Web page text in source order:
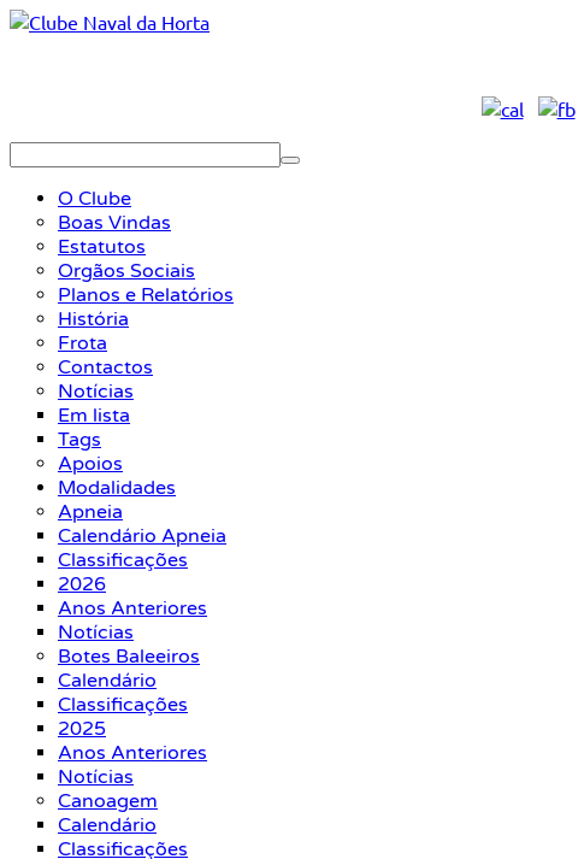
O Clube
Boas Vindas
Estatutos
Orgãos Sociais
Planos e Relatórios
História
Frota
Contactos
Notícias
Em lista
Tags
Apoios
Modalidades
Apneia
Calendário Apneia
Classificações
2026
Anos Anteriores
Notícias
Botes Baleeiros
Calendário
Classificações
2025
Anos Anteriores
Notícias
Canoagem
Calendário
Classificações